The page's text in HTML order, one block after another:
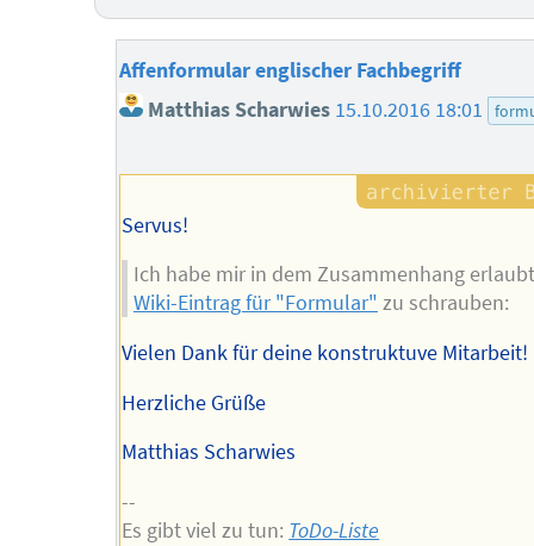
Affenformular englischer Fachbegriff
Matthias Scharwies 15.10.2016 18:01
Servus!
Ich habe mir in dem Zusammenhang
Wiki-Eintrag für "Formular" zu schrauben:
Vielen Dank für deine konstruktuve Mitarbeit!
Herzliche Grüße
Matthias Scharwies
--
Es gibt viel zu tun: ToDo-Liste